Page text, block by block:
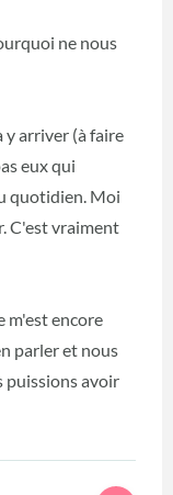
ne nous
y arriver (à faire
eux qui
quotidien. Moi
C'est vraiment
m'est encore
parler et nous
puissions avoir